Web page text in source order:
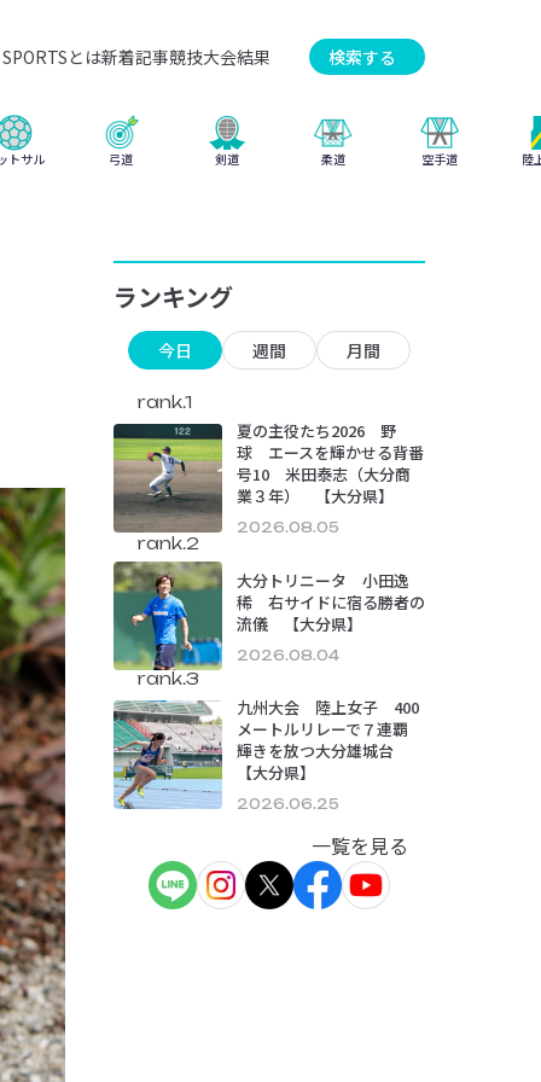
とは新着記事競技大会結果 検索する
トサル 弓道 剣道 柔道 空手道 陸
ランキング
今日 週間 月間
rank.1
夏の主役たち2026 野
球 エースを輝かせる背番
号10 米田泰志（大分商
業３年） 【大分県】
2026.08.05
rank.2
大分トリニータ 小田逸
稀 右サイドに宿る勝者の
流儀 【大分県】
2026.08.04
rank.3
九州大会 陸上女子 400
メートルリレーで７連覇
輝きを放つ大分雄城台
【大分県】
2026.06.25
一覧を見る